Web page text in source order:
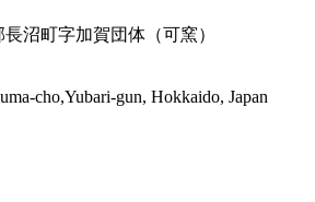
沼町字加賀団体（可窯）
cho,Yubari-gun, Hokkaido, Japan